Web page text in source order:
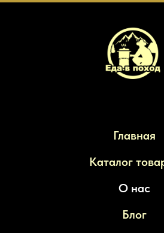
Главная
Каталог
О нас
Блог